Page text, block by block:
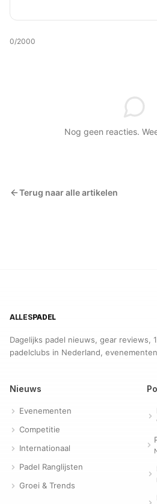
0/2000
Nog geen reacties.
Terug naar alle artikelen
ALLESPADEL
Dagelijks padel nieuws, gear reviews,
padelclubs in Nederland,
Nieuws
Evenementen
Competitie
Internationaal
Padel Ranglijsten
Groei & Trends